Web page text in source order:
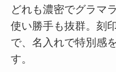
どれも濃密でグラマ
使い勝手も抜群。刻
で、名入れで特別感
す。